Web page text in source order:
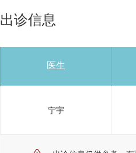
出诊信息
医生
宁宇